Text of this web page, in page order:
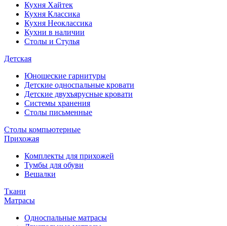
Кухня Хайтек
Кухня Классика
Кухня Неоклассика
Кухни в наличии
Столы и Стулья
Детская
Юношеские гарнитуры
Детские односпальные кровати
Детские двухъярусные кровати
Системы хранения
Столы письменные
Столы компьютерные
Прихожая
Комплекты для прихожей
Тумбы для обуви
Вешалки
Ткани
Матрасы
Односпальные матрасы